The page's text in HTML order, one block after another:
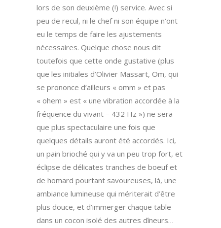
lors de son deuxième (!) service. Avec si
peu de recul, ni le chef ni son équipe n’ont
eu le temps de faire les ajustements
nécessaires. Quelque chose nous dit
toutefois que cette onde gustative (plus
que les initiales d’Olivier Massart, Om, qui
se prononce d’ailleurs « omm » et pas
« ohem » est « une vibration accordée à la
fréquence du vivant – 432 Hz ») ne sera
que plus spectaculaire une fois que
quelques détails auront été accordés. Ici,
un pain brioché qui y va un peu trop fort, et
éclipse de délicates tranches de boeuf et
de homard pourtant savoureuses, là, une
ambiance lumineuse qui mériterait d’être
plus douce, et d’immerger chaque table
dans un cocon isolé des autres dîneurs…